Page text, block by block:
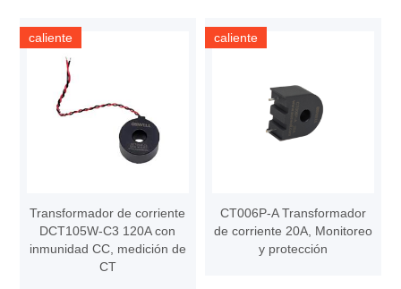
caliente
Transformador de corriente
DCT105W-C3 120A con
inmunidad CC, medición de
CT
caliente
CT006P-A Transformador
de corriente 20A, Monitoreo
y protección